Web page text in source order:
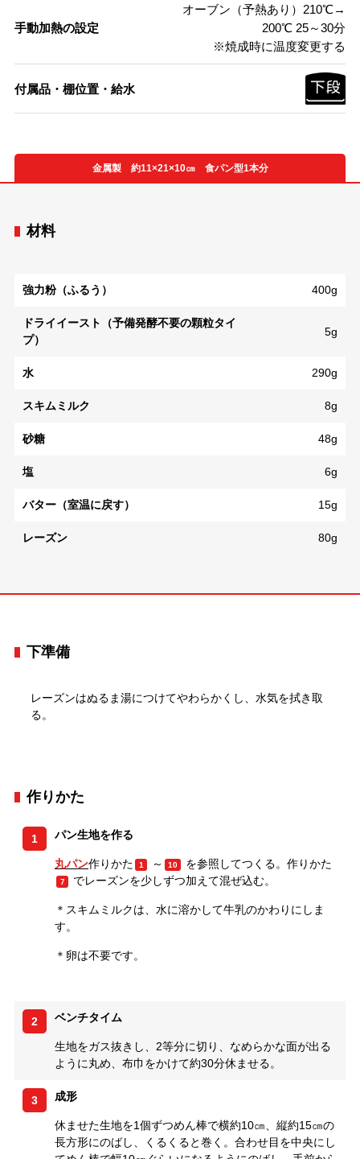
手動加熱の設定
オーブン（予熱あり）210℃→
200℃ 25～30分
※焼成時に温度変更する
付属品・棚位置・給水
金属製 約11×21×10㎝ 食パン型1本分
材料
強力粉（ふるう） 400g
ドライイースト（予備発酵不要の顆粒タイ
プ）
5g
水 290g
スキムミルク 8g
砂糖 48g
塩 6g
バター（室温に戻す） 15g
レーズン 80g
下準備
レーズンはぬるま湯につけてやわらかくし、水気を拭き取
る。
作りかた
1 パン生地を作る
丸パン作りかた 1 ～ 10 を参照してつくる。作りかた
7 でレーズンを少しずつ加えて混ぜ込む。
＊スキムミルクは、水に溶かして牛乳のかわりにしま
す。
＊卵は不要です。
2 ベンチタイム
生地をガス抜きし、2等分に切り、なめらかな面が出る
ように丸め、布巾をかけて約30分休ませる。
3 成形
休ませた生地を1個ずつめん棒で横約10㎝、縦約15㎝の
長方形にのばし、くるくると巻く。合わせ目を中央にし